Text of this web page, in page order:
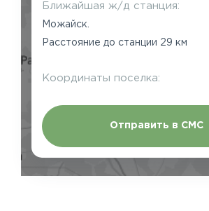
Ближайшая ж/д станция:
Можайск.
Расстояние до станции 29 км
Координаты поселка:
Отправить в СМС